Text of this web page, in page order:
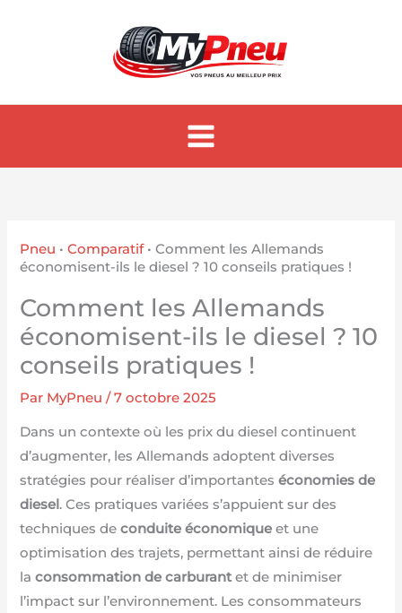
Pneu •Comparatif•Comment les Allemands
économisent-ils le diesel ? 10 conseils pratiques !
Comment les Allemands
économisent-ils le diesel ? 10
conseils pratiques !
Par MyPneu/7 octobre 2025
Dans un contexte où les prix du diesel continuent
d’augmenter, les Allemands adoptent diverses
stratégies pour réaliser d’importanteséconomies de
diesel. Ces pratiques variées s’appuient sur des
techniques deconduite économique et une
optimisation des trajets, permettant ainsi de réduire
laconsommation de carburantet de minimiser
l’impact sur l’environnement. Les consommateurs